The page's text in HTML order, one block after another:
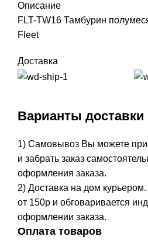
Описание
FLT-TW16 Тамбурин
Fleet
Доставка
Варианты доставки
1) Самовывоз Вы можете
и забрать заказ
оформления заказа.
2) Доставка на дом
от 150р и обговаривается
оформлении заказа.
Оплата товаров